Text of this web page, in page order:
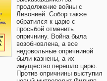
продолжение войны с
Ливонией. Собор также
обратился к царю с
просьбой отменить
опричнину. Война была
возобновлена, а все
недовольные опричниной
были казнены, а их
имущество перешло царю.
Против опричнины выступил